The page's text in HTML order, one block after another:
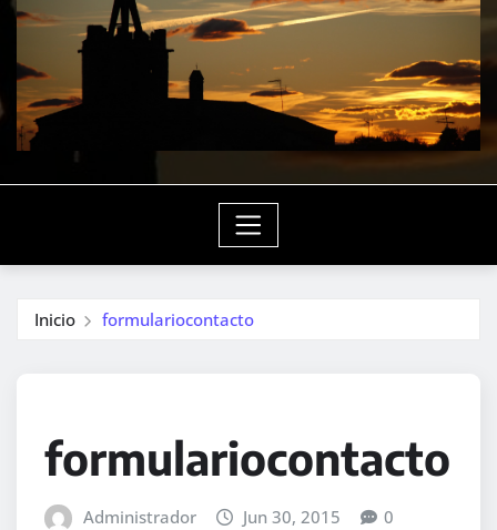
Inicio formulariocontacto
formulariocontacto
Administrador Jun 30, 2015 0